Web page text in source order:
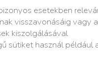
esetekben
visszavonásáig vagy a
kiszolgálásával
sütiket használ például